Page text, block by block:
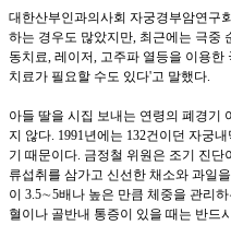
대한산부인과의사회 자궁경부암연구
하는 경우도 많았지만, 최근에는 극중
동치료, 레이저, 고주파 열등을 이용
치료가 필요할 수도 있다'고 말했다.
아들 딸을 시집 보내는 연령의 폐경기
지 않다. 1991년에는 132건이던 자궁
기 때문이다. 금정철 위원은 조기 진
류섭취를 삼가고 신선한 채소와 과일
이 3.5∼5배나 높은 만큼 체중을 관리
혈이나 골반내 통증이 있을 때는 반드